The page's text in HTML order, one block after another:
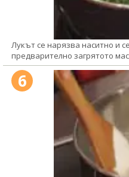
Лукът се нарязва наситно и
предварително загрятото
6